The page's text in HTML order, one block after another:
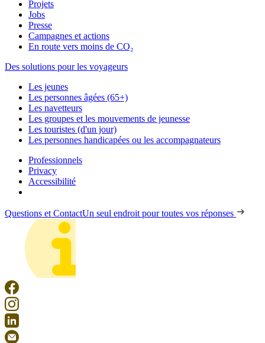
Projets
Jobs
Presse
Campagnes et actions
En route vers moins de CO₂
Des solutions pour les voyageurs
Les jeunes
Les personnes âgées (65+)
Les navetteurs
Les groupes et les mouvements de jeunesse
Les touristes (d'un jour)
Les personnes handicapées ou les accompagnateurs
Professionnels
Privacy
Accessibilité
Questions et ContactUn seul endroit pour toutes vos réponses